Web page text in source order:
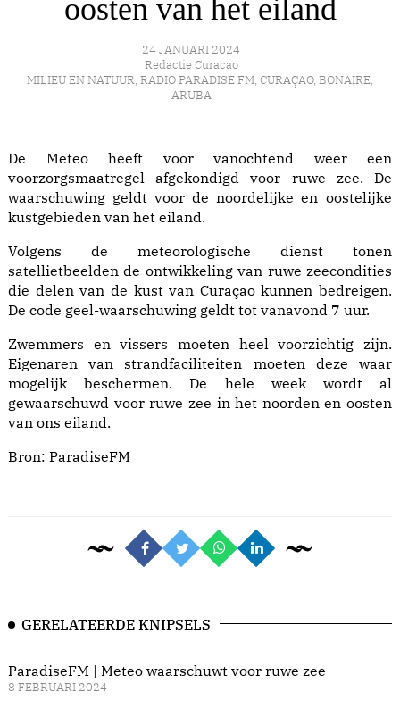
oosten van het eiland
24 JANUARI 2024
Redactie Curacao
MILIEU EN NATUUR, RADIO PARADISE FM, CURAÇAO, BONAIRE,
ARUBA
De Meteo heeft voor vanochtend weer een
voorzorgsmaatregel afgekondigd voor ruwe zee. De
waarschuwing geldt voor de noordelijke en oostelijke
kustgebieden van het eiland.
Volgens de meteorologische dienst tonen
satellietbeelden de ontwikkeling van ruwe zeecondities
die delen van de kust van Curaçao kunnen bedreigen.
De code geel-waarschuwing geldt tot vanavond 7 uur.
Zwemmers en vissers moeten heel voorzichtig zijn.
Eigenaren van strandfaciliteiten moeten deze waar
mogelijk beschermen. De hele week wordt al
gewaarschuwd voor ruwe zee in het noorden en oosten
van ons eiland.
Bron: ParadiseFM
GERELATEERDE KNIPSELS
ParadiseFM | Meteo waarschuwt voor ruwe zee
8 FEBRUARI 2024